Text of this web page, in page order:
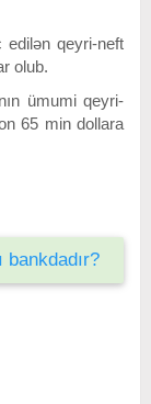
qeyri-neft
olub.
ümumi qeyri-
65 min dollara